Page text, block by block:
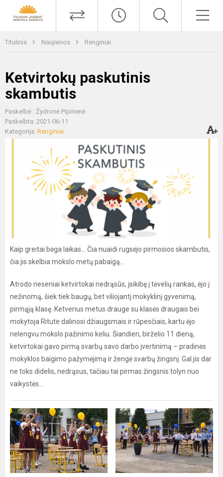
Titulinis Naujienos Renginiai
Ketvirtokų paskutinis
skambutis
Paskelbė : Žydronė Pipirienė
Paskelbta: 2021-06-11
Kategorija: Renginiai
Kaip greitai bėga laikas… Čia nuaidi rugsėjo pirmosios skambutis,
čia jis skelbia mokslo metų pabaigą…
Atrodo neseniai ketvirtokai nedrąsūs, įsikibę į tėvelių rankas, ėjo į
nežinomą, šiek tiek baugų, bet viliojantį mokyklinį gyvenimą,
pirmąją klasę. Ketverius metus drauge su klasės draugais bei
mokytoja Ritute dalinosi džiaugsmais ir rūpesčiais, kartu ėjo
nelengvu mokslo pažinimo keliu. Šiandien, birželio 11 dieną,
ketvirtokai gavo pirmą svarbų savo darbo įvertinimą – pradinės
mokyklos baigimo pažymėjimą ir žengė svarbų žingsnį. Gal jis dar
ne toks didelis, nedrąsus, tačiau tai pirmas žingsnis tolyn nuo
vaikystės…